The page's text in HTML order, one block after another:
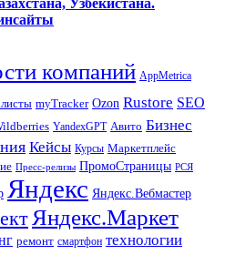
компаний AppMetrica
myTracker Ozon Rustore SEO
YandexGPT Авито Бизнес
Кейсы Курсы Маркетплейс
Пресс-релизы ПромоСтраницы РСЯ
Яндекс Яндекс.Вебмастер
Яндекс.Маркет
ремонт смартфон технологии